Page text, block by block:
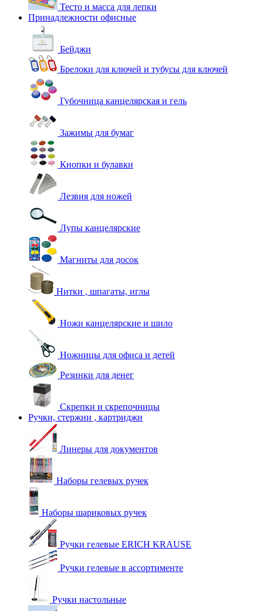
Тесто и масса для лепки
Принадлежности офисные
Бейджи
Брелоки для ключей и тубусы для ключей
Губочница канцелярская и гель
Зажимы для бумаг
Кнопки и булавки
Лезвия для ножей
Лупы канцелярские
Магниты для досок
Нитки , шпагаты, иглы
Ножи канцелярские и шило
Ножницы для офиса и детей
Резинки для денег
Скрепки и скрепочницы
Ручки, стержни , картриджи
Линеры для документов
Наборы гелевых ручек
Наборы шариковых ручек
Ручки гелевые ERICH KRAUSE
Ручки гелевые в ассортименте
Ручки настольные